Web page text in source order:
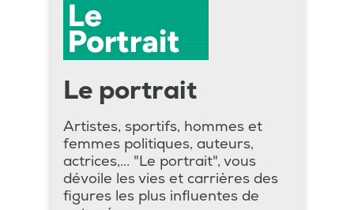
Le portrait
Artistes, sportifs, hommes et
femmes politiques, auteurs,
actrices,... "Le portrait", vous
dévoile les vies et carrières des
figures les plus influentes de